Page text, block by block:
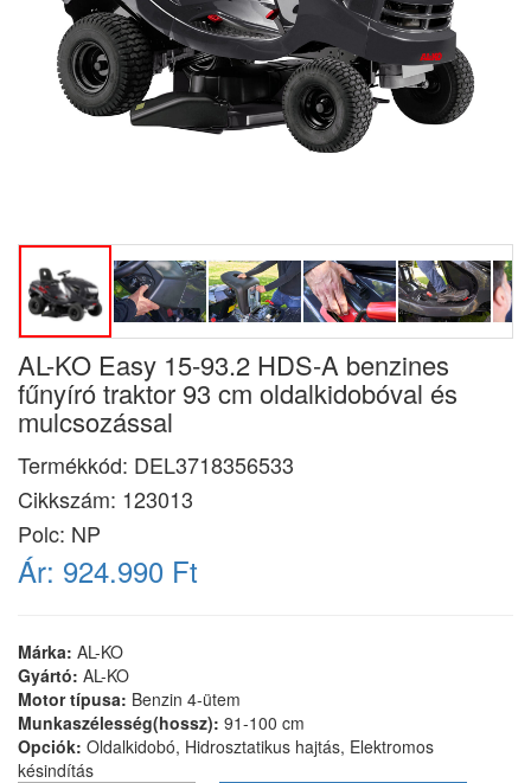
AL-KO Easy 15-93.2 HDS-A benzines
fűnyíró traktor 93 cm oldalkidobóval és
mulcsozással
Termékkód: DEL3718356533
Cikkszám: 123013
Polc: NP
Ár: 924.990 Ft
Márka: AL-KO
Gyártó: AL-KO
Motor típusa: Benzin 4-ütem
Munkaszélesség(hossz): 91-100 cm
Opciók: Oldalkidobó, Hidrosztatikus hajtás, Elektromos
késindítás